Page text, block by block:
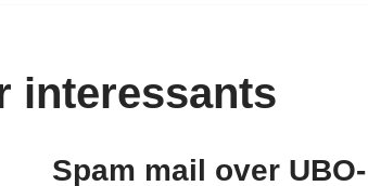
interessants
Spam mail over UBO-